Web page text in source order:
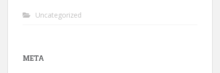
Uncategorized
META